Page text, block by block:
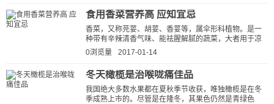
食用香菜营养高 应知宜忌
香菜，又称芫荽、胡荽、香荽等，属伞形科植物。是一
种带有辛辣清香气味、能祛腥解腻的蔬菜，大者用于凉
菜的点缀或汤菜的调味，亦可腌渍食...
0浏览量 2017-01-14
冬天橄榄是治喉咙痛佳品
我国绝大多数水果都在夏秋季节收获，唯独橄榄是在冬
季成熟上市的。尽管是在隆冬，其果色仍然是青绿色